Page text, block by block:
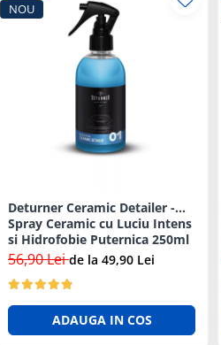
NOU
Deturner Ceramic Detailer -
Spray Ceramic cu Luciu Intens
si Hidrofobie Puternica 250ml
56,90 Leide la 49,90 Lei
ADAUGA IN COS